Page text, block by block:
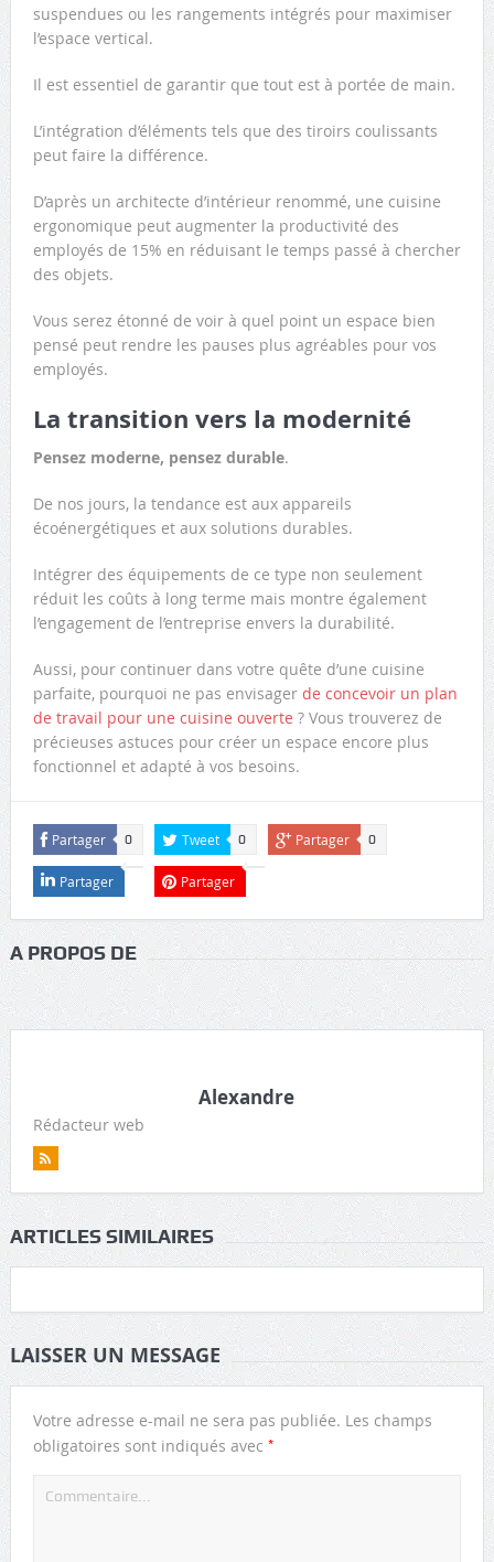
suspendues ou les rangements intégrés pour maximiser
l’espace vertical.
Il est essentiel de garantir que tout est à portée de main.
L’intégration d’éléments tels que des tiroirs coulissants
peut faire la différence.
D’après un architecte d’intérieur renommé, une cuisine
ergonomique peut augmenter la productivité des
employés de 15% en réduisant le temps passé à chercher
des objets.
Vous serez étonné de voir à quel point un espace bien
pensé peut rendre les pauses plus agréables pour vos
employés.
La transition vers la modernité
Pensez moderne, pensez durable.
De nos jours, la tendance est aux appareils
écoénergétiques et aux solutions durables.
Intégrer des équipements de ce type non seulement
réduit les coûts à long terme mais montre également
l’engagement de l’entreprise envers la durabilité.
Aussi, pour continuer dans votre quête d’une cuisine
parfaite, pourquoi ne pas envisager de concevoir un plan
de travail pour une cuisine ouverte ? Vous trouverez de
précieuses astuces pour créer un espace encore plus
fonctionnel et adapté à vos besoins.
Partager 0 Tweet 0 Partager 0
Partager Partager
A PROPOS DE
Alexandre
Rédacteur web
ARTICLES SIMILAIRES
LAISSER UN MESSAGE
Votre adresse e-mail ne sera pas publiée. Les champs
obligatoires sont indiqués avec *